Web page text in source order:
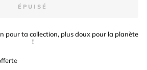
ÉPUISÉ
pour ta collection, plus doux pour la planète
!